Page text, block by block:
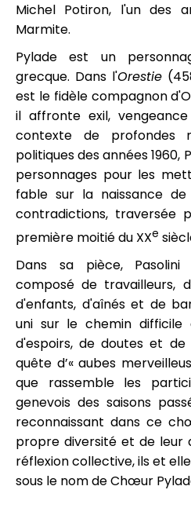
Michel Potiron, l'un des
Marmite.
Pylade est un
grecque. Dans l'Orestie
est le fidèle compagnon
il affronte exil,
contexte de profondes
politiques des années 1960,
personnages pour les
fable sur la naissance
contradictions, traversée
première moitié du XXe
Dans sa pièce,
composé de travailleurs,
d'enfants, d'aînés et de
uni sur le chemin difficile
d'espoirs, de doutes et
quête d’« aubes
que rassemble les
genevois des saisons
reconnaissant dans ce
propre diversité et de leur
réflexion collective, ils et
sous le nom de Chœur